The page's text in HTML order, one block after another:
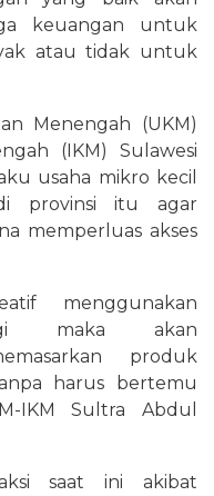
keuangan untuk
atau tidak untuk
Menengah (UKM)
(IKM) Sulawesi
usaha mikro kecil
provinsi itu agar
memperluas akses
menggunakan
maka akan
produk
harus bertemu
IKM Sultra Abdul
saat ini akibat